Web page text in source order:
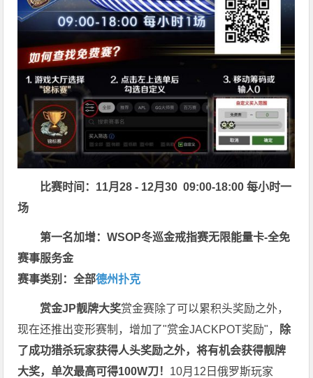
比赛时间：11月28 - 12月30 09:00-18:00 每小时一
场
第一名加增：WSOP冬巡金戒指赛无限能量卡-全免
赛事服务金
赛事类别：全部德州扑克
赏金JP靓牌大奖赏金赛除了可以累积头奖励之外，
现在还推出变形赛制，增加了"赏金JACKPOT奖励"，
除
了成功猎杀玩家获得人头奖励之外，将有机会获得靓牌
大奖，单次最高可得100W刀！ 10月12日俄罗斯玩家